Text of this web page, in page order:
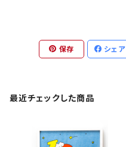
保存 シェア
最近チェックした商品